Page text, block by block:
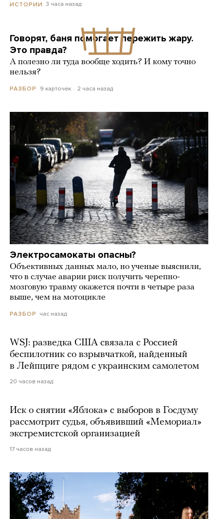
ИСТОРИИ 3 часа назад
Говорят, баня помогает пережить жару.
Это правда?
А полезно ли туда вообще ходить? И кому точно
нельзя?
РАЗБОР 9 карточек 2 часа назад
Электросамокаты опасны?
Объективных данных мало, но ученые выяснили,
что в случае аварии риск получить черепно-
мозговую травму окажется почти в четыре раза
выше, чем на мотоцикле
РАЗБОР час назад
WSJ: разведка США связала с Россией
беспилотник со взрывчаткой, найденный
в Лейпциге рядом с украинским самолетом
20 часов назад
Иск о снятии «Яблока» с выборов в Госдуму
рассмотрит судья, объявивший «Мемориал»
экстремистской организацией
17 часов назад